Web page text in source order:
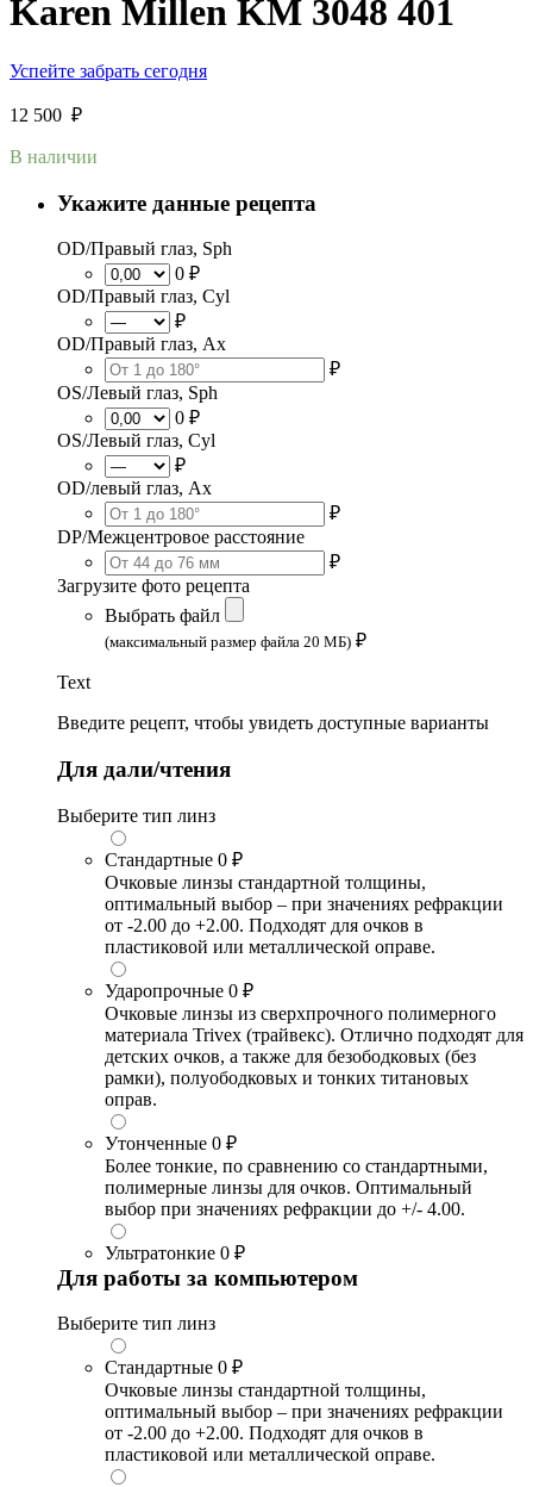
Karen Millen KM 3048 401
Успейте забрать сегодня
12 500 ₽
В наличии
Укажите данные рецепта
OD/Правый глаз, Sph
0 ₽
OD/Правый глаз, Cyl
₽
OD/Правый глаз, Ax
₽
OS/Левый глаз, Sph
0 ₽
OS/Левый глаз, Cyl
₽
OD/левый глаз, Ax
₽
DP/Межцентровое расстояние
₽
Загрузите фото рецепта
Выбрать файл
(максимальный размер файла 20 МБ) ₽
Text
Введите рецепт, чтобы увидеть доступные варианты
Для дали/чтения
Выберите тип линз
Стандартные 0 ₽
Очковые линзы стандартной толщины,
оптимальный выбор – при значениях рефракции
от -2.00 до +2.00. Подходят для очков в
пластиковой или металлической оправе.
Ударопрочные 0 ₽
Очковые линзы из сверхпрочного полимерного
материала Trivex (трайвекс). Отлично подходят для
детских очков, а также для безободковых (без
рамки), полуободковых и тонких титановых
оправ.
Утонченные 0 ₽
Более тонкие, по сравнению со стандартными,
полимерные линзы для очков. Оптимальный
выбор при значениях рефракции до +/- 4.00.
Ультратонкие 0 ₽
Для работы за компьютером
Выберите тип линз
Стандартные 0 ₽
Очковые линзы стандартной толщины,
оптимальный выбор – при значениях рефракции
от -2.00 до +2.00. Подходят для очков в
пластиковой или металлической оправе.